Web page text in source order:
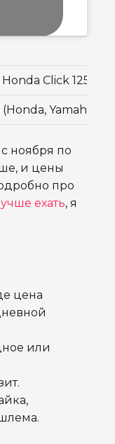
Click 125cc)
Yamaha и
ноября по
и цены
про
ехать, я
цена
или